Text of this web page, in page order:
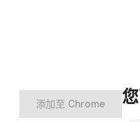
添加至 Chrome